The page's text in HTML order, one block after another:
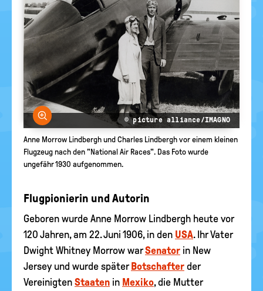
Bild vergrößern
© picture alliance/IMAGNO
Anne Morrow Lindbergh und Charles Lindbergh vor einem kleinen
Flugzeug nach den "National Air Races". Das Foto wurde
ungefähr 1930 aufgenommen.
Flugpionierin und Autorin
Geboren wurde Anne Morrow Lindbergh heute vor
120 Jahren, am 22. Juni 1906, in den USA. Ihr Vater
Dwight Whitney Morrow warSenator in New
Jersey und wurde später Botschafter der
Vereinigten Staaten in Mexiko, die Mutter